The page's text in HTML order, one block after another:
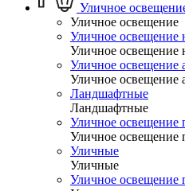
Уличное
Уличное освещение
Уличное освещение
Уличное освещение
Уличное освещение
Уличное освещение
Ландшафтные
Ландшафтные
Уличное освещение
Уличное освещение
Уличные
Уличные
Уличное освещение